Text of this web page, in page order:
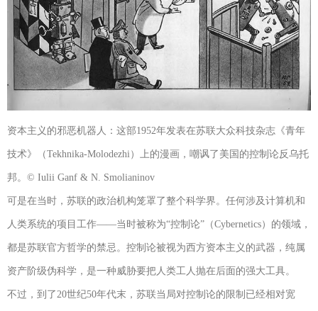
资本主义的邪恶机器人：这部1952年发表在苏联大众科技杂志《青年
技术》（Tekhnika-Molodezhi）上的漫画，嘲讽了美国的控制论反乌托
邦。© Iulii Ganf & N. Smolianinov
可是在当时，苏联的政治机构笼罩了整个科学界。任何涉及计算机和
人类系统的项目工作——当时被称为“控制论”（Cybernetics）的领域，
都是苏联官方哲学的禁忌。控制论被视为西方资本主义的武器，纯属
资产阶级伪科学，是一种威胁要把人类工人抛在后面的强大工具。
不过，到了20世纪50年代末，苏联当局对控制论的限制已经相对宽